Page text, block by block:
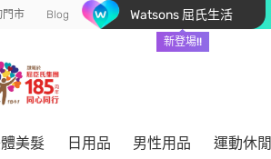
門市 Blog Watsons 屈氏生活
新登場!!
美髮 日用品 男性用品 運動休閒